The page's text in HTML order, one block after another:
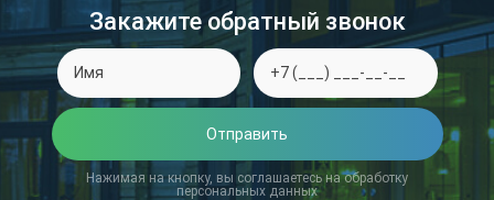
Закажите обратный звонок
Отправить
Нажимая на кнопку, вы соглашаетесь на обработку
персональных данных